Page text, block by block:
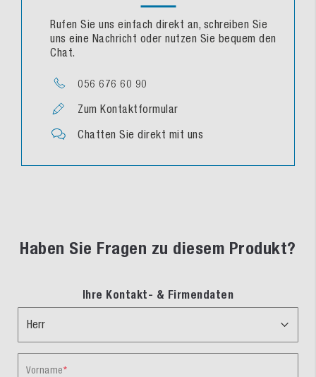
Rufen Sie uns einfach direkt an, schreiben Sie
uns eine Nachricht oder nutzen Sie bequem den
Chat.
056 676 60 90
Zum Kontaktformular
Chatten Sie direkt mit uns
Haben Sie Fragen zu diesem Produkt?
Ihre Kontakt- & Firmendaten
Vorname